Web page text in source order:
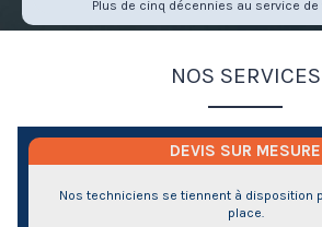
Plus de cinq décennies au service
NOS SERVICES
DEVIS SUR MESURE
Nos techniciens se tiennent à disposition
place.